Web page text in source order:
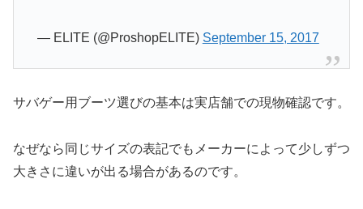
— ELITE (@ProshopELITE) September 15, 2017
サバゲー用ブーツ選びの基本は実店舗での現物確認です。
なぜなら同じサイズの表記でもメーカーによって少しずつ
大きさに違いが出る場合があるのです。